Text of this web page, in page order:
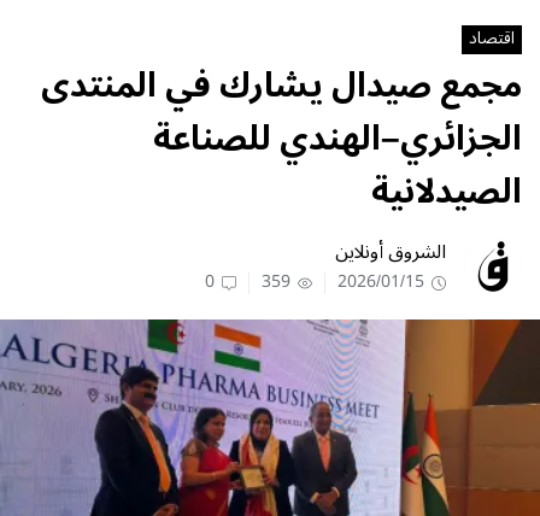
اقتصاد
مجمع صيدال يشارك في المنتدى
الجزائري–الهندي للصناعة
الصيدلانية
الشروق أونلاين
2026/01/15
359
0